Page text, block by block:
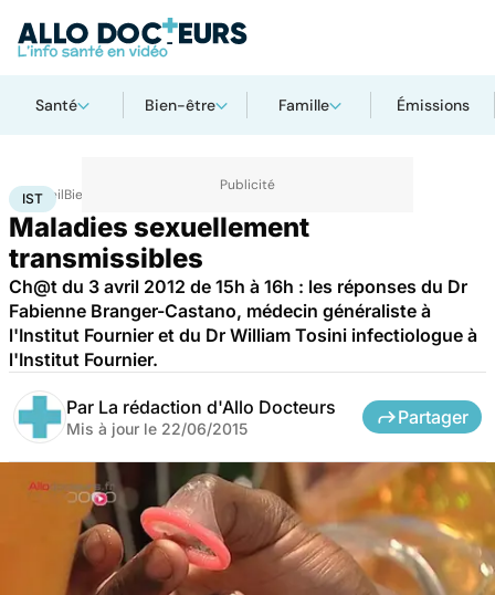
Santé Bien-être Famille Émissions
AccueilBien-être
IST
Maladies sexuellement
transmissibles
Ch@t du 3 avril 2012 de 15h à 16h : les réponses du Dr
Fabienne Branger-Castano, médecin généraliste à
l'Institut Fournier et du Dr William Tosini infectiologue à
l'Institut Fournier.
Par La rédaction d'Allo Docteurs
Mis à jour le 22/06/2015
Partager